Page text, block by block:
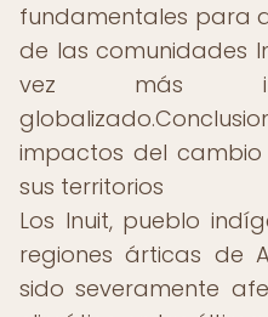
fundamentales para
de las comunidades
vez más
impactos del
sus territorios
Los Inuit, pueblo
regiones árticas de
sido severamente